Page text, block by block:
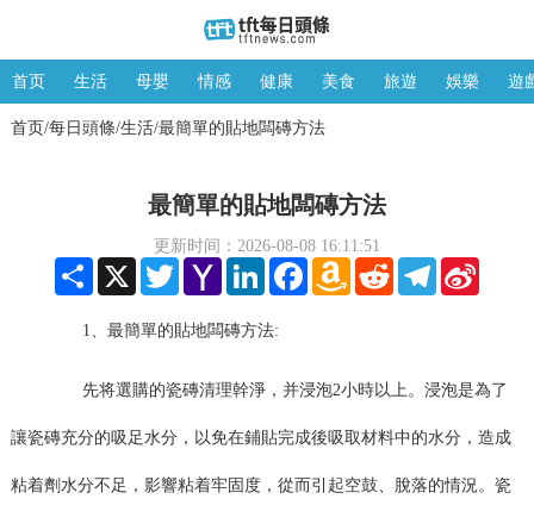
首页 生活 母嬰 情感 健康 美食 旅遊 娛樂 遊
首页/每日頭條/生活/最簡單的貼地闆磚方法
最簡單的貼地闆磚方法
更新时间：2026-08-08 16:11:51
Share X TwitterYahoo
Mail
LinkedInFacebookAmazon
Wish
RedditTelegramSina
1、最簡單的貼地闆磚方法:
先将選購的瓷磚清理幹淨，并浸泡2小時以上。浸泡是為了
讓瓷磚充分的吸足水分，以免在鋪貼完成後吸取材料中的水分，造成
粘着劑水分不足，影響粘着牢固度，從而引起空鼓、脫落的情況。瓷